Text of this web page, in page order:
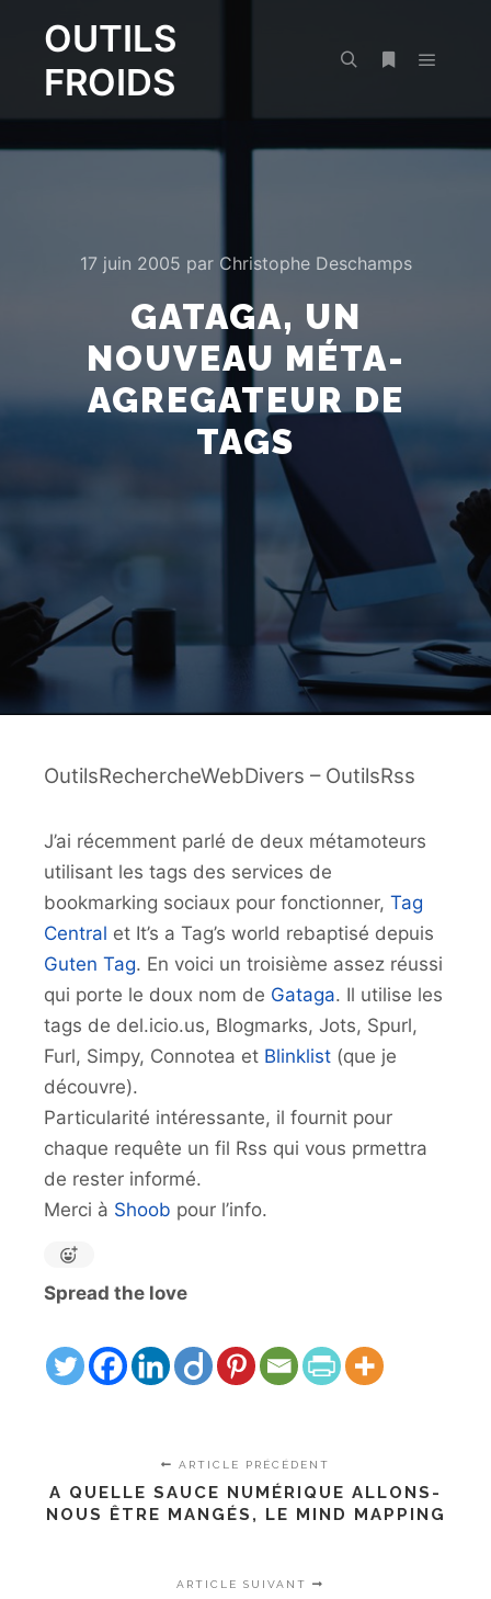
OUTILS
FROIDS
17 juin 2005 par Christophe Deschamps
GATAGA, UN
NOUVEAU MÉTA-
AGREGATEUR DE
TAGS
OutilsRechercheWebDivers – OutilsRss
J’ai récemment parlé de deux métamoteurs
utilisant les tags des services de
bookmarking sociaux pour fonctionner, Tag
Central et It’s a Tag’s world rebaptisé depuis
Guten Tag. En voici un troisième assez réussi
qui porte le doux nom de Gataga. Il utilise les
tags de del.icio.us, Blogmarks, Jots, Spurl,
Furl, Simpy, Connotea et Blinklist (que je
découvre).
Particularité intéressante, il fournit pour
chaque requête un fil Rss qui vous prmettra
de rester informé.
Merci à Shoob pour l’info.
Spread the love
ARTICLE PRÉCÉDENT
A QUELLE SAUCE NUMÉRIQUE ALLONS-
NOUS ÊTRE MANGÉS, LE MIND MAPPING
ARTICLE SUIVANT